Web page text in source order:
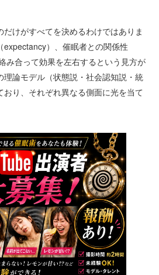
けがすべてを決めるわけではありま
expectancy）、催眠者との関係性
み合って効果を左右するという見方が
論モデル（状態説・社会認知説・統
り、それぞれ異なる側面に光を当て